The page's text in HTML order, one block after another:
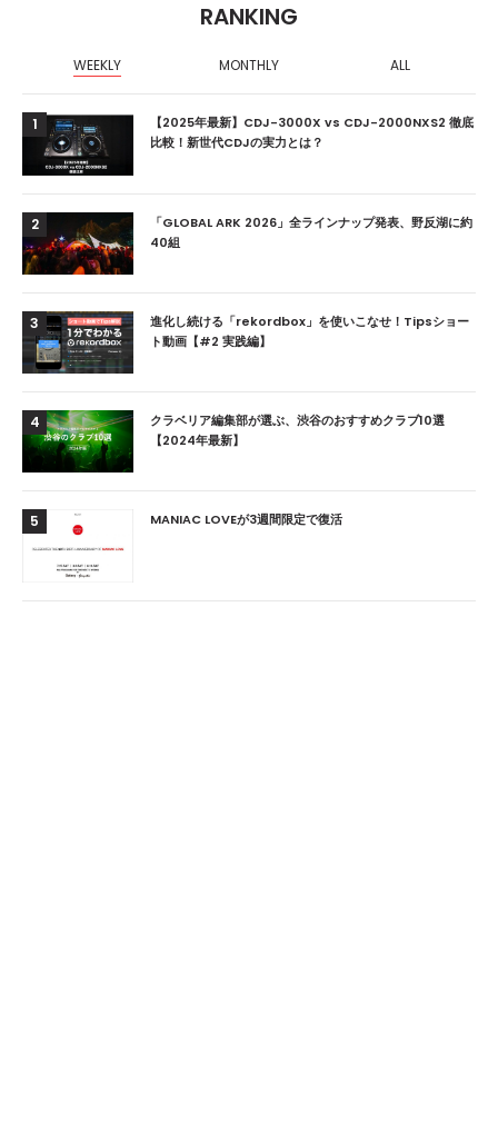
RANKING
WEEKLY MONTHLY ALL
1
【2025年最新】CDJ-3000X vs CDJ-2000NXS2 徹底
比較！新世代CDJの実力とは？
2
「GLOBAL ARK 2026」全ラインナップ発表、野反湖に約
40組
3
進化し続ける「rekordbox」を使いこなせ！Tipsショー
ト動画【#2 実践編】
4
クラベリア編集部が選ぶ、渋谷のおすすめクラブ10選
【2024年最新】
5 MANIAC LOVEが3週間限定で復活